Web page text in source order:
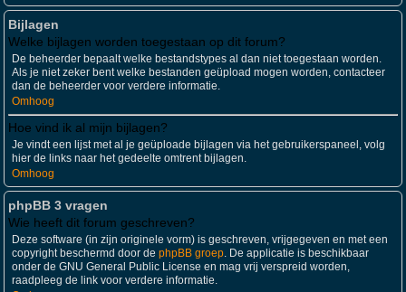
Bijlagen
Welke bijlagen worden toegestaan op dit forum?
De beheerder bepaalt welke bestandstypes al dan niet toegestaan worden.
Als je niet zeker bent welke bestanden geüpload mogen worden, contacteer
dan de beheerder voor verdere informatie.
Omhoog
Hoe vind ik al mijn bijlagen?
Je vindt een lijst met al je geüploade bijlagen via het gebruikerspaneel, volg
hier de links naar het gedeelte omtrent bijlagen.
Omhoog
phpBB 3 vragen
Wie heeft dit forum geschreven?
Deze software (in zijn originele vorm) is geschreven, vrijgegeven en met een
copyright beschermd door de phpBB groep. De applicatie is beschikbaar
onder de GNU General Public License en mag vrij verspreid worden,
raadpleeg de link voor verdere informatie.